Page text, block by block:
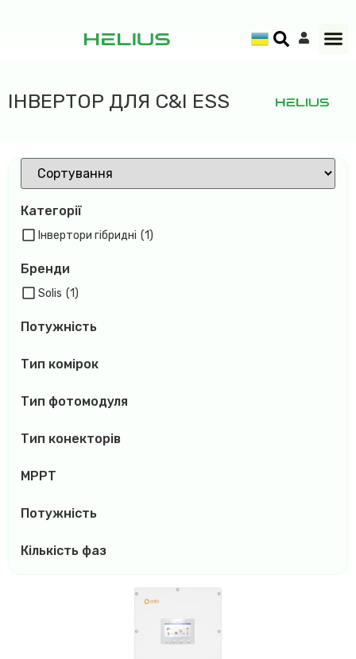
ІНВЕРТОР ДЛЯ C&I ESS
Категорії
Інвертори гібридні (1)
Бренди
Solis (1)
Потужність
Тип комірок
Тип фотомодуля
Тип конекторів
MPPT
Потужність
Кількість фаз